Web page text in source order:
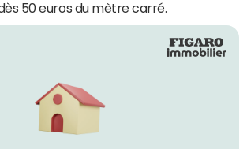
50 euros du mètre carré.